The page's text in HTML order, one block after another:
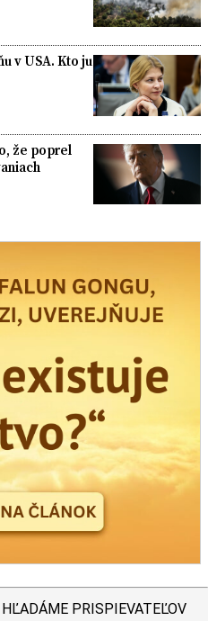
v USA. Kto ju
že poprel
HĽADÁME PRISPIEVATEĽOV